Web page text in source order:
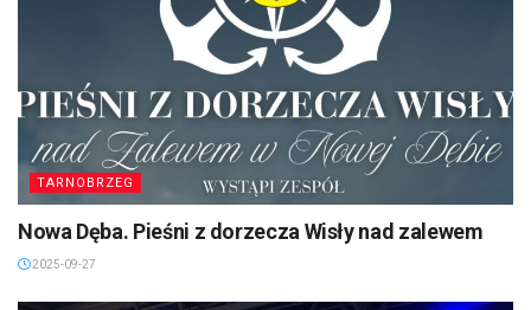
TARNOBRZEG
Nowa Dęba. Pieśni z dorzecza Wisły nad zalewem
2025-09-27